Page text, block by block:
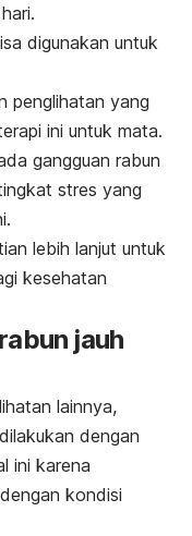
digunakan untuk
penglihatan yang
ini untuk mata.
gangguan rabun
stres yang
lebih lanjut untuk
kesehatan
jauh
lainnya,
dengan
ini karena
kondisi